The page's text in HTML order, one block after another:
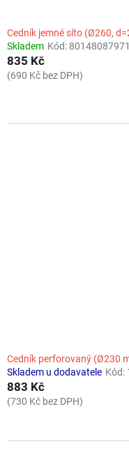
Cedník jemné síto (Ø260,
Skladem Kód:
835 Kč
(690 Kč bez DPH)
Cedník perforovaný (Ø230
Skladem u dodavatele Kód:
883 Kč
(730 Kč bez DPH)